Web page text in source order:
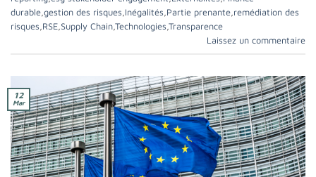
durable,gestion des risques,Inégalités,Partie prenante,remédiation des
risques,RSE,Supply Chain,Technologies,Transparence
Laissez un commentaire
12
Mar